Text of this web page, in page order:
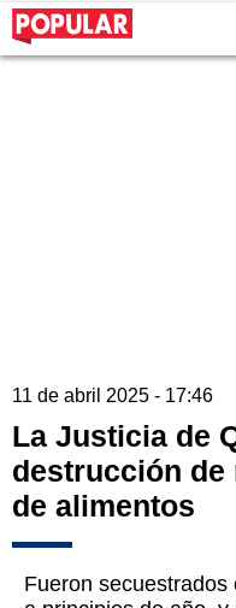
11 de abril 2025 - 17:46
La Justicia de
destrucción de
de alimentos
Fueron